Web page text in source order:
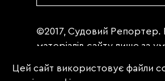
©2017, Судовий Репортер.
матеріалів сайту лише за
«Судовий репортер» не
Цей сайт використовує файли